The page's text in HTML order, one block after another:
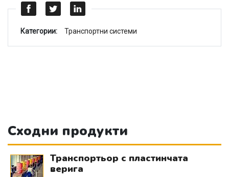
Категории: Транспортни системи
Сходни продукти
Транспортьор с пластинчата
верига